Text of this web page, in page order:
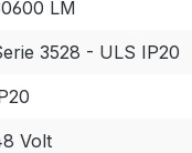
LM
3528 - ULS IP20
Volt